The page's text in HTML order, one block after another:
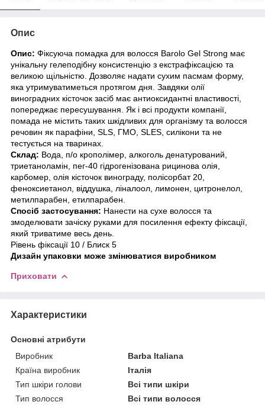
Опис
Опис: Фіксуюча помадка для волосся Barolo Gel Strong має
унікальну гелеподібну консистенцію з екстрафіксацією та
великою щільністю. Дозволяє надати сухим пасмам форму,
яка утримуватиметься протягом дня. Завдяки олії
виноградних кісточок засіб має антиоксидантні властивості,
попереджає пересушування. Як і всі продукти компанії,
помада не містить таких шкідливих для організму та волосся
речовин як парафіни, SLS, ГМО, SLES, силікони та не
тестується на тваринах.
Склад: Вода, п/о крополімер, алкоголь денатурований,
триетаноламін, пег-40 гідрогенізована рицинова олія,
карбомер, олія кісточок винограду, полісорбат 20,
феноксиетанол, віддушка, ліналоол, лимонен, цитронелол,
метилпарабен, етилпарабен.
Спосіб застосування: Нанести на сухе волосся та
змоделювати зачіску руками для посилення ефекту фіксації,
який триватиме весь день.
Рівень фіксації 10 / Блиск 5
Дизайн упаковки може змінюватися виробником
Приховати
Характеристики
Основні атрибути
Виробник
Barba Italiana
Країна виробник
Італія
Тип шкіри голови
Всі типи шкіри
Тип волосся
Всі типи волосся